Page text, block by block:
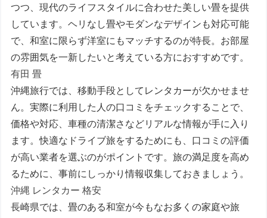
つつ、現代のライフスタイルに合わせた美しい畳を提供
しています。ヘリなし畳やモダンなデザインも対応可能
で、和室に限らず洋室にもマッチするのが特長。お部屋
の雰囲気を一新したいと考えている方におすすめです。
有田 畳
沖縄旅行では、移動手段としてレンタカーが欠かせませ
ん。実際に利用した人の口コミをチェックすることで、
価格や対応、車種の清潔さなどリアルな情報が手に入り
ます。快適なドライブ旅をするためにも、口コミの評価
が高い業者を選ぶのがポイントです。旅の満足度を高め
るために、事前にしっかり情報収集しておきましょう。
沖縄 レンタカー 格安
長崎県では、畳のある和室が今もなお多くの家庭や旅